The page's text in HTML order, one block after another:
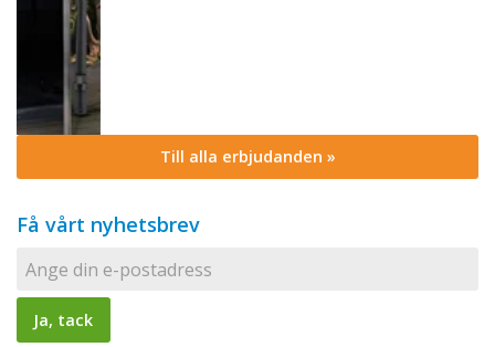
Till alla erbjudanden »
Få vårt nyhetsbrev